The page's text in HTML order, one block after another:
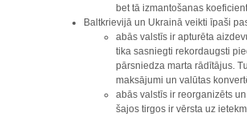
bet tā izmantošanas
Baltkrievijā un Ukrainā veikti īpaši
abās valstīs ir apturēta
tika sasniegti rekordaugsti
pārsniedza marta rādītājus.
maksājumi un valūtas
abās valstīs ir reorganizēts
šajos tirgos ir vērsta uz